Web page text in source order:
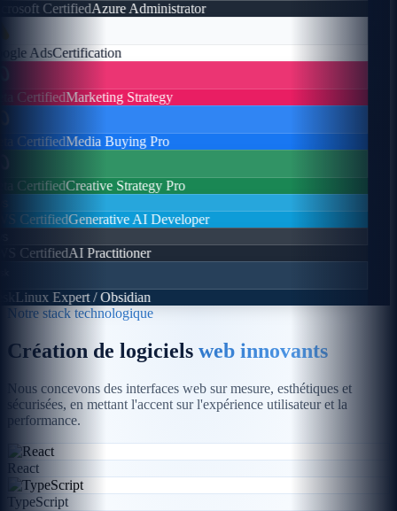
CertifiedAzure Administrator
AdsCertification
CertifiedMarketing Strategy
CertifiedMedia Buying Pro
CertifiedCreative Strategy Pro
CertifiedGenerative AI Developer
CertifiedAI Practitioner
Linux Expert / Obsidian
Notre stack technologique
Création de logiciels web innovants
Nous concevons des interfaces web sur mesure, esthétiques et
sécurisées, en mettant l'accent sur l'expérience utilisateur et la
performance.
React
TypeScript